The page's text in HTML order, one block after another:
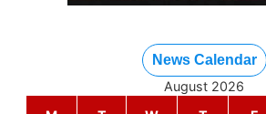
News Calendar
August 2026